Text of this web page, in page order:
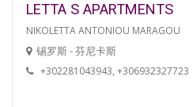
LETTA S APARTMENTS
NIKOLETTA ANTONIOU MARAGOU
锡罗斯 - 芬尼卡斯
+302281043943, +306932327723